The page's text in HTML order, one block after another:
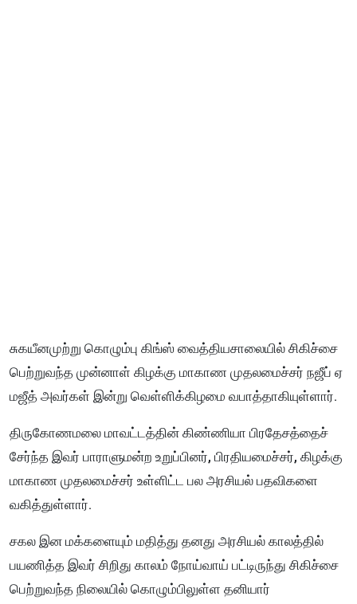
சுகயீனமுற்று கொழும்பு கிங்ஸ் வைத்தியசாலையில் சிகிச்சை
பெற்றுவந்த முன்னாள் கிழக்கு மாகாண முதலமைச்சர் நஜீப் ஏ
மஜீத் அவர்கள் இன்று வெள்ளிக்கிழமை வபாத்தாகியுள்ளார்.
திருகோணமலை மாவட்டத்தின் கிண்ணியா பிரதேசத்தைச்
சேர்ந்த இவர் பாராளுமன்ற உறுப்பினர், பிரதியமைச்சர், கிழக்கு
மாகாண முதலமைச்சர் உள்ளிட்ட பல அரசியல் பதவிகளை
வகித்துள்ளார்.
சகல இன மக்களையும் மதித்து தனது அரசியல் காலத்தில்
பயணித்த இவர் சிறிது காலம் நோய்வாய் பட்டிருந்து சிகிச்சை
பெற்றுவந்த நிலையில் கொழும்பிலுள்ள தனியார்